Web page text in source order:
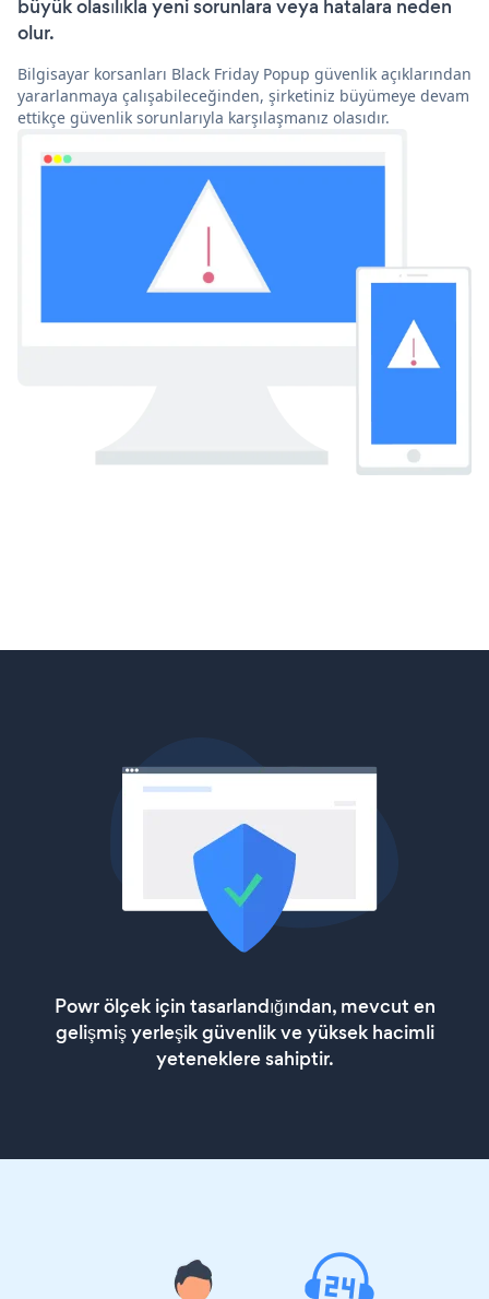
büyük olasılıkla yeni sorunlara veya hatalara neden
olur.
Bilgisayar korsanları Black Friday Popup güvenlik açıklarından
yararlanmaya çalışabileceğinden, şirketiniz büyümeye devam
ettikçe güvenlik sorunlarıyla karşılaşmanız olasıdır.
Powr ölçek için tasarlandığından, mevcut en
gelişmiş yerleşik güvenlik ve yüksek hacimli
yeteneklere sahiptir.